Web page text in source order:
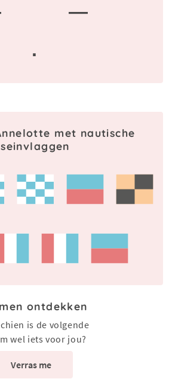
—
·
met nautische
seinvlaggen
ontdekken
is de volgende
wel iets voor jou?
Verras me